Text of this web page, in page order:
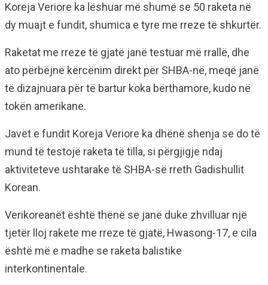
Koreja Veriore ka lëshuar më shumë se 50 raketa në
dy muajt e fundit, shumica e tyre me rreze të shkurtër.
Raketat me rreze të gjatë janë testuar më rrallë, dhe
ato përbëjnë kërcënim direkt për SHBA-në, meqë janë
të dizajnuara për të bartur koka bërthamore, kudo në
tokën amerikane.
Javët e fundit Koreja Veriore ka dhënë shenja se do të
mund të testojë raketa të tilla, si përgjigje ndaj
aktiviteteve ushtarake të SHBA-së rreth Gadishullit
Korean.
Verikoreanët është thënë se janë duke zhvilluar një
tjetër lloj rakete me rreze të gjatë, Hwasong-17, e cila
është më e madhe se raketa balistike
interkontinentale.